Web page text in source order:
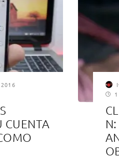
CUENTA